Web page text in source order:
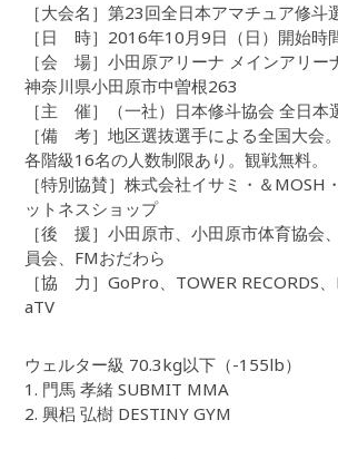
［大会名］第23回全日本アマチュア修斗
［日 時］2016年10月9日（日）開始時
［会 場］小田原アリーナ メインアリー
神奈川県小田原市中曽根263
［主 催］（一社）日本修斗協会 全日本
［備 考］地区選抜選手による全国大会。
各階級16名の人数制限あり。観戦無料。
［特別協賛］株式会社イサミ・＆MOSH
ットネスショップ
［後 援］小田原市、小田原市体育協会
員会、FMおだわら
［協 力］GoPro、TOWER RECORDS
aTV
ウェルター級 70.3kg以下（-155lb）
1. 門馬 孝緒 SUBMIT MMA
2. 興梠 弘樹 DESTINY GYM